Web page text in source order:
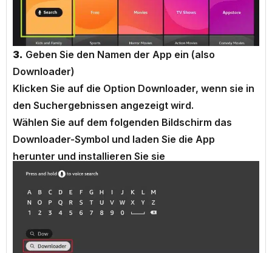
3. Geben Sie den Namen der App ein (also
Downloader)
Klicken Sie auf die Option Downloader, wenn sie in
den Suchergebnissen angezeigt wird.
Wählen Sie auf dem folgenden Bildschirm das
Downloader-Symbol und laden Sie die App
herunter und installieren Sie sie